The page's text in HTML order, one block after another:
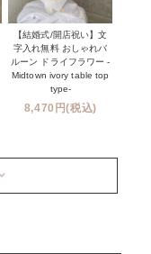
【結婚式/開店祝い】文
字入れ無料 おしゃれバ
ルーン ドライフラワー -
Midtown ivory table top
type-
8,470円(税込)